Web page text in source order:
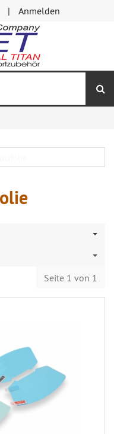
Anmelden
Seite 1 von 1